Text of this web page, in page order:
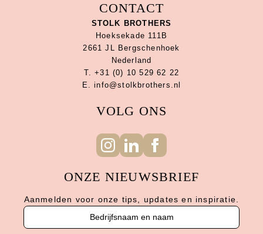
CONTACT
STOLK BROTHERS
Hoeksekade 111B
2661 JL Bergschenhoek
Nederland
T. +31 (0) 10 529 62 22
E. info@stolkbrothers.nl
VOLG ONS
ONZE NIEUWSBRIEF
Aanmelden voor onze tips, updates en inspiratie.